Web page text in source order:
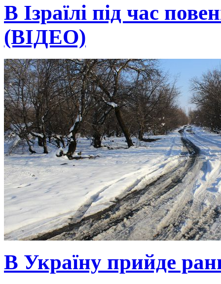
В Ізраїлі під час
(ВІДЕО)
В Україну прийде